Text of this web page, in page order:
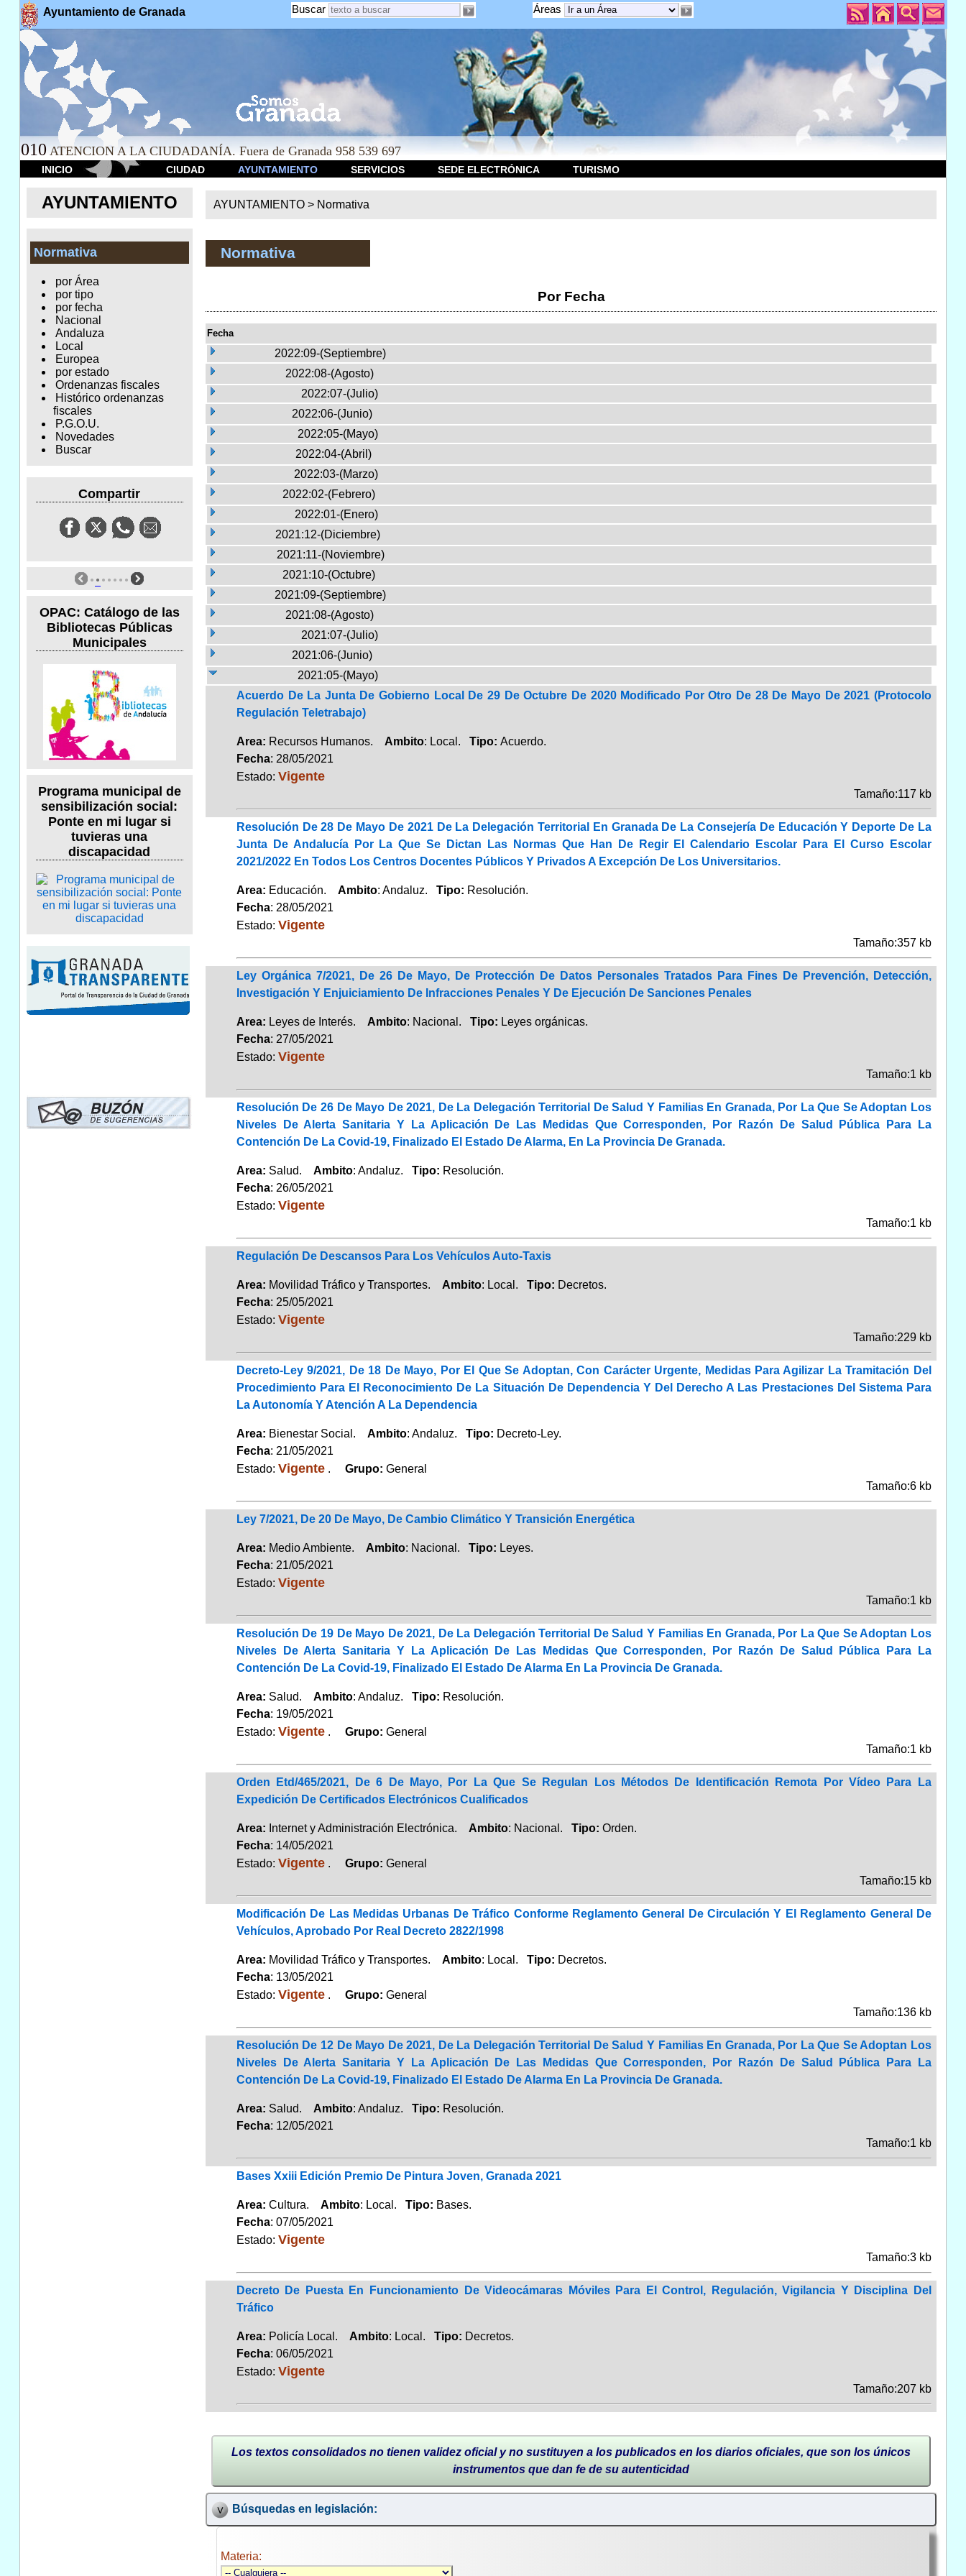
Ayuntamiento de Granada Áreas
Buscar
010 ATENCION A LA CIUDADANÍA. Fuera de Granada 958 539 697
INICIO CIUDAD AYUNTAMIENTO SERVICIOS SEDE ELECTRÓNICA TURISMO
AYUNTAMIENTO
Normativa
por Área
por tipo
por fecha
Nacional
Andaluza
Local
Europea
por estado
Ordenanzas fiscales
Histórico ordenanzas
fiscales
P.G.O.U.
Novedades
Buscar
Compartir
OPAC: Catálogo de las
Bibliotecas Públicas
Municipales
Programa municipal de
sensibilización social:
Ponte en mi lugar si
tuvieras una
discapacidad
AYUNTAMIENTO > Normativa
Normativa
Por Fecha
Fecha
2022:09-(Septiembre)
2022:08-(Agosto)
2022:07-(Julio)
2022:06-(Junio)
2022:05-(Mayo)
2022:04-(Abril)
2022:03-(Marzo)
2022:02-(Febrero)
2022:01-(Enero)
2021:12-(Diciembre)
2021:11-(Noviembre)
2021:10-(Octubre)
2021:09-(Septiembre)
2021:08-(Agosto)
2021:07-(Julio)
2021:06-(Junio)
2021:05-(Mayo)
Acuerdo De La Junta De Gobierno Local De 29 De Octubre De 2020 Modificado Por Otro De 28 De Mayo De 2021 (Protocolo
Regulación Teletrabajo)
Area: Recursos Humanos. Ambito: Local. Tipo: Acuerdo.
Fecha: 28/05/2021
Estado: Vigente
Tamaño:117 kb
Resolución De 28 De Mayo De 2021 De La Delegación Territorial En Granada De La Consejería De Educación Y Deporte De La
Junta De Andalucía Por La Que Se Dictan Las Normas Que Han De Regir El Calendario Escolar Para El Curso Escolar
2021/2022 En Todos Los Centros Docentes Públicos Y Privados A Excepción De Los Universitarios.
Area: Educación. Ambito: Andaluz. Tipo: Resolución.
Fecha: 28/05/2021
Estado: Vigente
Tamaño:357 kb
Ley Orgánica 7/2021, De 26 De Mayo, De Protección De Datos Personales Tratados Para Fines De Prevención, Detección,
Investigación Y Enjuiciamiento De Infracciones Penales Y De Ejecución De Sanciones Penales
Area: Leyes de Interés. Ambito: Nacional. Tipo: Leyes orgánicas.
Fecha: 27/05/2021
Estado: Vigente
Tamaño:1 kb
Resolución De 26 De Mayo De 2021, De La Delegación Territorial De Salud Y Familias En Granada, Por La Que Se Adoptan Los
Niveles De Alerta Sanitaria Y La Aplicación De Las Medidas Que Corresponden, Por Razón De Salud Pública Para La
Contención De La Covid-19, Finalizado El Estado De Alarma, En La Provincia De Granada.
Area: Salud. Ambito: Andaluz. Tipo: Resolución.
Fecha: 26/05/2021
Estado: Vigente
Tamaño:1 kb
Regulación De Descansos Para Los Vehículos Auto-Taxis
Area: Movilidad Tráfico y Transportes. Ambito: Local. Tipo: Decretos.
Fecha: 25/05/2021
Estado: Vigente
Tamaño:229 kb
Decreto-Ley 9/2021, De 18 De Mayo, Por El Que Se Adoptan, Con Carácter Urgente, Medidas Para Agilizar La Tramitación Del
Procedimiento Para El Reconocimiento De La Situación De Dependencia Y Del Derecho A Las Prestaciones Del Sistema Para
La Autonomía Y Atención A La Dependencia
Area: Bienestar Social. Ambito: Andaluz. Tipo: Decreto-Ley.
Fecha: 21/05/2021
Estado: Vigente. Grupo: General
Tamaño:6 kb
Ley 7/2021, De 20 De Mayo, De Cambio Climático Y Transición Energética
Area: Medio Ambiente. Ambito: Nacional. Tipo: Leyes.
Fecha: 21/05/2021
Estado: Vigente
Tamaño:1 kb
Resolución De 19 De Mayo De 2021, De La Delegación Territorial De Salud Y Familias En Granada, Por La Que Se Adoptan Los
Niveles De Alerta Sanitaria Y La Aplicación De Las Medidas Que Corresponden, Por Razón De Salud Pública Para La
Contención De La Covid-19, Finalizado El Estado De Alarma En La Provincia De Granada.
Area: Salud. Ambito: Andaluz. Tipo: Resolución.
Fecha: 19/05/2021
Estado: Vigente. Grupo: General
Tamaño:1 kb
Orden Etd/465/2021, De 6 De Mayo, Por La Que Se Regulan Los Métodos De Identificación Remota Por Vídeo Para La
Expedición De Certificados Electrónicos Cualificados
Area: Internet y Administración Electrónica. Ambito: Nacional. Tipo: Orden.
Fecha: 14/05/2021
Estado: Vigente. Grupo: General
Tamaño:15 kb
Modificación De Las Medidas Urbanas De Tráfico Conforme Reglamento General De Circulación Y El Reglamento General De
Vehículos, Aprobado Por Real Decreto 2822/1998
Area: Movilidad Tráfico y Transportes. Ambito: Local. Tipo: Decretos.
Fecha: 13/05/2021
Estado: Vigente. Grupo: General
Tamaño:136 kb
Resolución De 12 De Mayo De 2021, De La Delegación Territorial De Salud Y Familias En Granada, Por La Que Se Adoptan Los
Niveles De Alerta Sanitaria Y La Aplicación De Las Medidas Que Corresponden, Por Razón De Salud Pública Para La
Contención De La Covid-19, Finalizado El Estado De Alarma En La Provincia De Granada.
Area: Salud. Ambito: Andaluz. Tipo: Resolución.
Fecha: 12/05/2021
Tamaño:1 kb
Bases Xxiii Edición Premio De Pintura Joven, Granada 2021
Area: Cultura. Ambito: Local. Tipo: Bases.
Fecha: 07/05/2021
Estado: Vigente
Tamaño:3 kb
Decreto De Puesta En Funcionamiento De Videocámaras Móviles Para El Control, Regulación, Vigilancia Y Disciplina Del
Tráfico
Area: Policía Local. Ambito: Local. Tipo: Decretos.
Fecha: 06/05/2021
Estado: Vigente
Tamaño:207 kb
Los textos consolidados no tienen validez oficial y no sustituyen a los publicados en los diarios oficiales, que son los únicos
instrumentos que dan fe de su autenticidad
Búsquedas en legislación:
Materia: